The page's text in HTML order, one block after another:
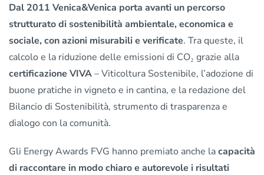
Dal 2011 Venica&Venica porta avanti un percorso
strutturato di sostenibilità ambientale, economica e
sociale, con azioni misurabili e verificate. Tra queste, il
calcolo e la riduzione delle emissioni di CO₂ grazie alla
certificazione VIVA– Viticoltura Sostenibile, l’adozione di
buone pratiche in vigneto e in cantina, e la redazione del
Bilancio di Sostenibilità, strumento di trasparenza e
dialogo con la comunità.
Gli Energy Awards FVG hanno premiato anche lacapacità
di raccontare in modo chiaro e autorevole i risultati